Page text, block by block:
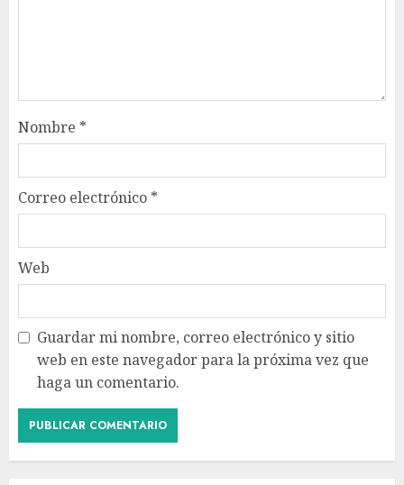
Nombre *
Correo electrónico *
Web
Guardar mi nombre, correo electrónico y sitio
web en este navegador para la próxima vez que
haga un comentario.